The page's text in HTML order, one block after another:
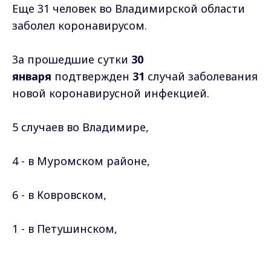
Еще 31 человек во Владимирской области
заболел коронавирусом.
За прошедшие сутки 30
января подтвержден 31 случай заболевания
новой коронавирусной инфекцией.
5 случаев во Владимире,
4 - в Муромском районе,
6 - в Ковровском,
1 - в Петушинском,